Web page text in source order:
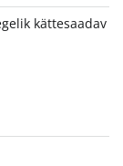
kättesaadav